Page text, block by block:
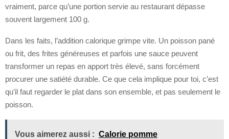
vraiment, parce qu’une portion servie au restaurant dépasse
souvent largement 100 g.
Dans les faits, l’addition calorique grimpe vite. Un poisson pané
ou frit, des frites généreuses et parfois une sauce peuvent
transformer un repas en apport très élevé, sans forcément
procurer une satiété durable. Ce que cela implique pour toi, c’est
qu’il faut regarder le plat dans son ensemble, et pas seulement le
poisson.
Vous aimerez aussi : Calorie pomme